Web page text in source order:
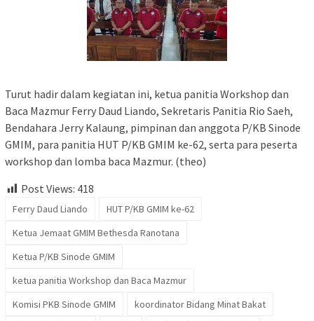
Turut hadir dalam kegiatan ini, ketua panitia Workshop dan
Baca Mazmur Ferry Daud Liando, Sekretaris Panitia Rio Saeh,
Bendahara Jerry Kalaung, pimpinan dan anggota P/KB Sinode
GMIM, para panitia HUT P/KB GMIM ke-62, serta para peserta
workshop dan lomba baca Mazmur. (theo)
Post Views: 418
Ferry Daud Liando
HUT P/KB GMIM ke-62
Ketua Jemaat GMIM Bethesda Ranotana
Ketua P/KB Sinode GMIM
ketua panitia Workshop dan Baca Mazmur
Komisi PKB Sinode GMIM
koordinator Bidang Minat Bakat